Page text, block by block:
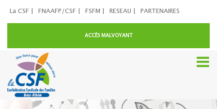
La CSF | FNAAFP/CSF | FSFM | RESEAU | PARTENAIRES
ACCÈS MALVOYANT